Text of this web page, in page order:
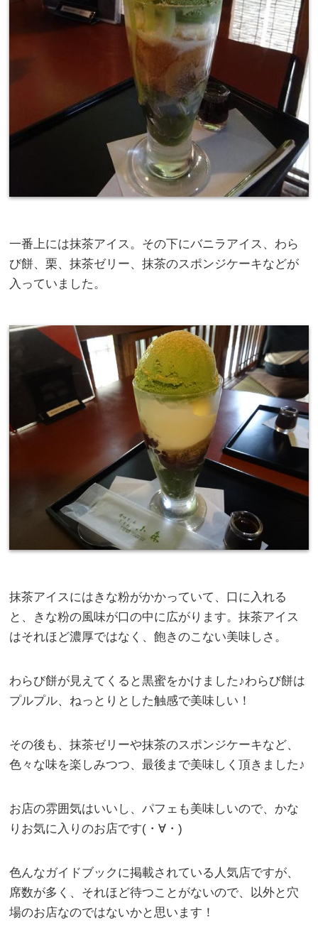
一番上には抹茶アイス。その下にバニラアイス、わら
び餅、栗、抹茶ゼリー、抹茶のスポンジケーキなどが
入っていました。
抹茶アイスにはきな粉がかかっていて、口に入れる
と、きな粉の風味が口の中に広がります。抹茶アイス
はそれほど濃厚ではなく、飽きのこない美味しさ。
わらび餅が見えてくると黒蜜をかけました♪わらび餅は
プルプル、ねっとりとした触感で美味しい！
その後も、抹茶ゼリーや抹茶のスポンジケーキなど、
色々な味を楽しみつつ、最後まで美味しく頂きました♪
お店の雰囲気はいいし、パフェも美味しいので、かな
りお気に入りのお店です(・∀・)
色んなガイドブックに掲載されている人気店ですが、
席数が多く、それほど待つことがないので、以外と穴
場のお店なのではないかと思います！